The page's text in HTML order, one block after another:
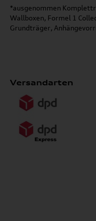
*ausgenommen
Wallboxen, Formel 1
Grundträger,
Versandarten